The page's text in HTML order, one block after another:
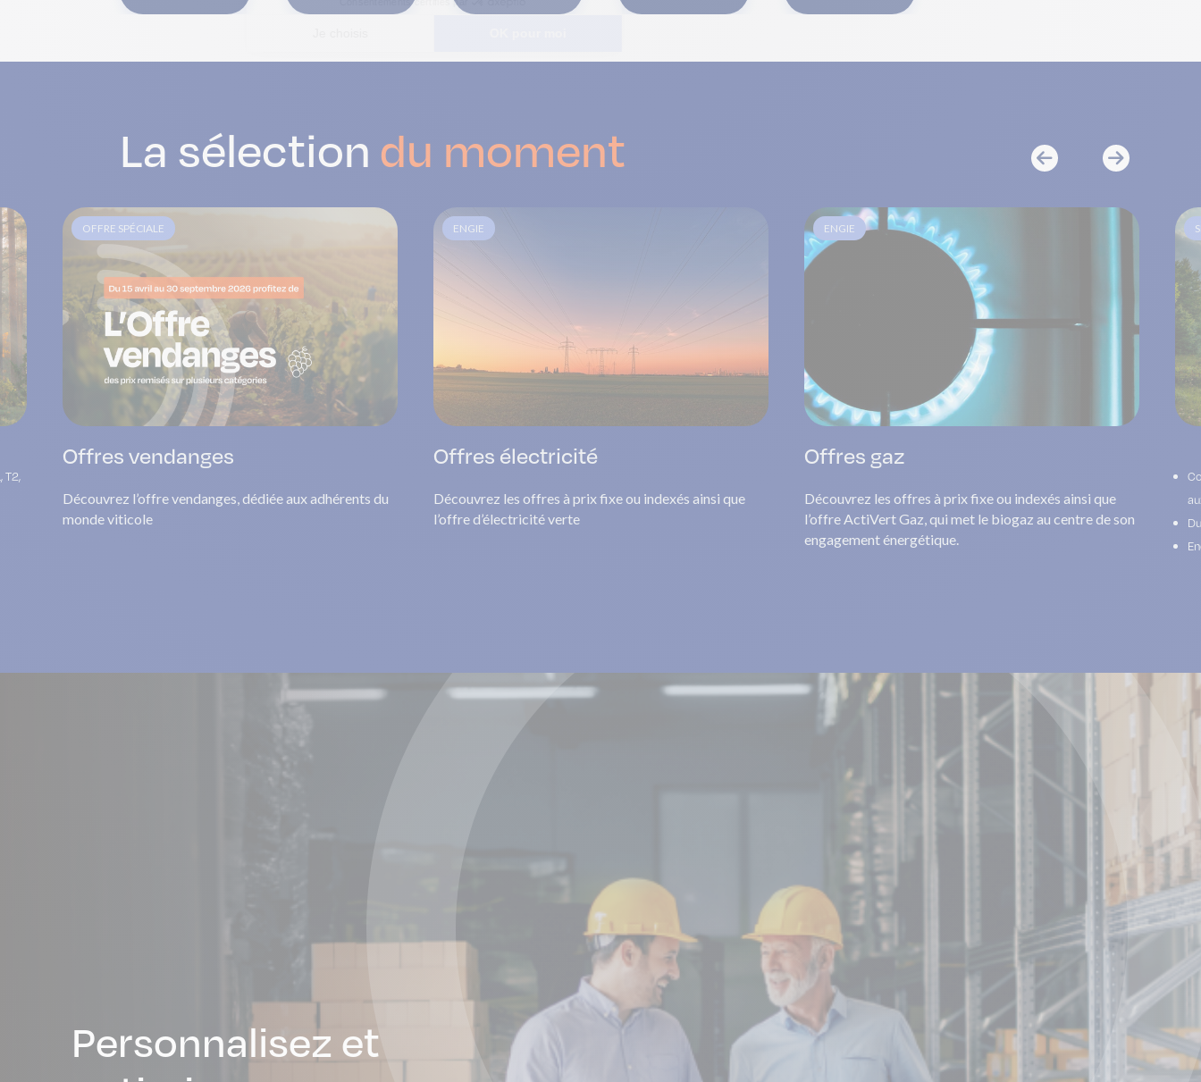
La sélection du moment
T2,
OFFRE SPÉCIALE
Offres vendanges
Découvrez l’offre vendanges, dédiée aux adhérents du
monde viticole
ENGIE
Offres électricité
Découvrez les offres à prix fixe ou indexés ainsi que
l’offre d’électricité verte
ENGIE
Offres gaz
Découvrez les offres à prix fixe ou indexés ainsi que
l’offre ActiVert Gaz, qui met le biogaz au centre de son
engagement énergétique.
Personnalisez et